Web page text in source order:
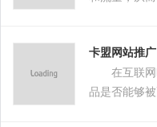
卡盟网站推
在互联网时
品是否能够